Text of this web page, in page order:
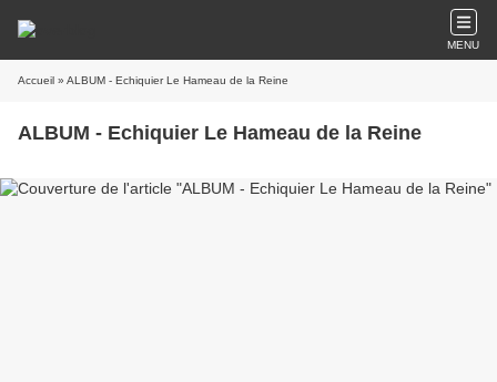
MENU
Accueil » ALBUM - Echiquier Le Hameau de la Reine
ALBUM - Echiquier Le Hameau de la Reine